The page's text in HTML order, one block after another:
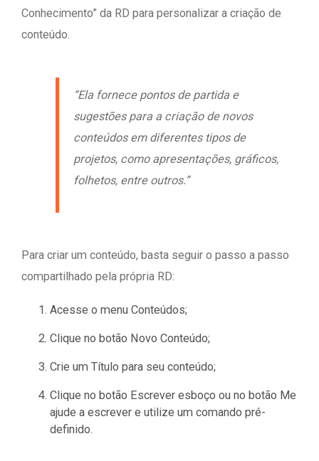
Conhecimento” da RD para personalizar a criação de
conteúdo.
“Ela fornece pontos de partida e
sugestões para a criação de novos
conteúdos em diferentes tipos de
projetos, como apresentações, gráficos,
folhetos, entre outros.”
Para criar um conteúdo, basta seguir o passo a passo
compartilhado pela própria RD:
Acesse o menu Conteúdos;
Clique no botão Novo Conteúdo;
Crie um Título para seu conteúdo;
Clique no botão Escrever esboço ou no botão Me
ajude a escrever e utilize um comando pré-
definido.